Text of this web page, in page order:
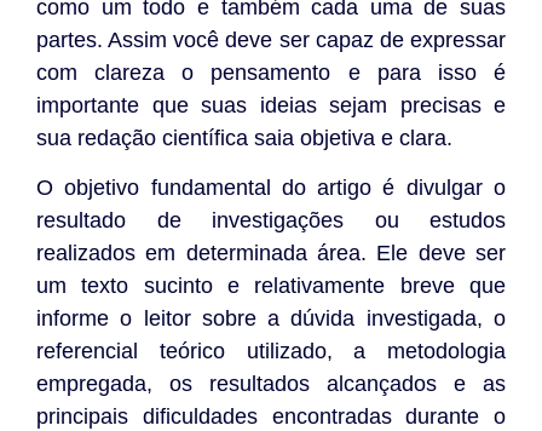
como um todo e também cada uma de suas
partes. Assim você deve ser capaz de expressar
com clareza o pensamento e para isso é
importante que suas ideias sejam precisas e
sua redação científica saia objetiva e clara.
O objetivo fundamental do artigo é divulgar o
resultado de investigações ou estudos
realizados em determinada área. Ele deve ser
um texto sucinto e relativamente breve que
informe o leitor sobre a dúvida investigada, o
referencial teórico utilizado, a metodologia
empregada, os resultados alcançados e as
principais dificuldades encontradas durante o